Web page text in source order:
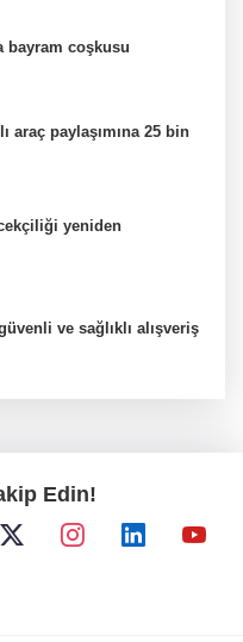
bayram coşkusu
araç paylaşımına 25 bin
yeniden
ve sağlıklı alışveriş
temizlik ve bakım
Edin!